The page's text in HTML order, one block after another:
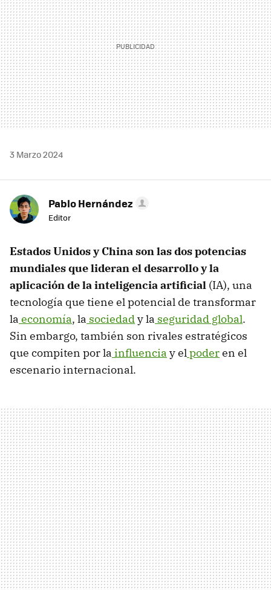
3 Marzo 2024
Pablo Hernández
Editor
Estados Unidos y China son las dos potencias
mundiales que lideran el desarrollo y la
aplicación de la inteligencia artificial (IA), una
tecnología que tiene el potencial de transformar
la economía, la sociedady la seguridad global.
Sin embargo, también son rivales estratégicos
que compiten por la influencia y elpoderen el
escenario internacional.